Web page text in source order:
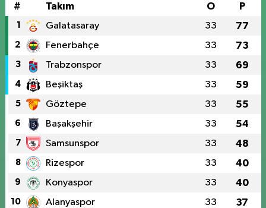
# Takım O P
1 Galatasaray 33 77
2 Fenerbahçe 33 73
3 Trabzonspor 33 69
4 Beşiktaş 33 59
5 Göztepe 33 55
6 Başakşehir 33 54
7 Samsunspor 33 48
8 Rizespor 33 40
9 Konyaspor 33 40
10 Alanyaspor 33 37